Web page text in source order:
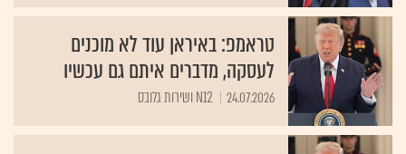
טראמפ: באיראן עוד לא מוכנים
לעסקה, מדברים איתם גם עכשיו
24.07.2026 N12 ושירות גלובס